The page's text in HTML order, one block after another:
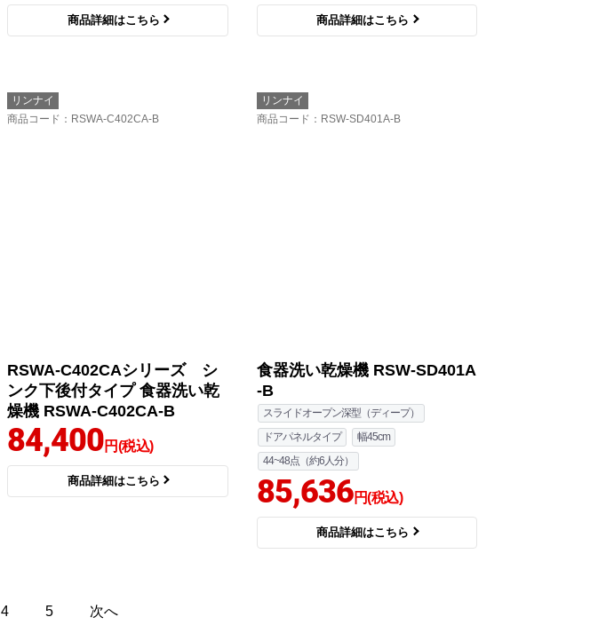
商品詳細はこちら 商品詳細はこちら
リンナイ
商品コード ：RSWA-C402CA-B
RSWA-C402CAシリーズ シ
ンク下後付タイプ 食器洗い乾
燥機 RSWA-C402CA-B
84,400円(税込)
商品詳細はこちら
リンナイ
商品コード ：RSW-SD401A-B
食器洗い乾燥機 RSW-SD401A
-B
スライドオープン深型（ディープ）
ドアパネルタイプ
幅45cm
44~48点（約6人分）
85,636円(税込)
商品詳細はこちら
4 5 次へ